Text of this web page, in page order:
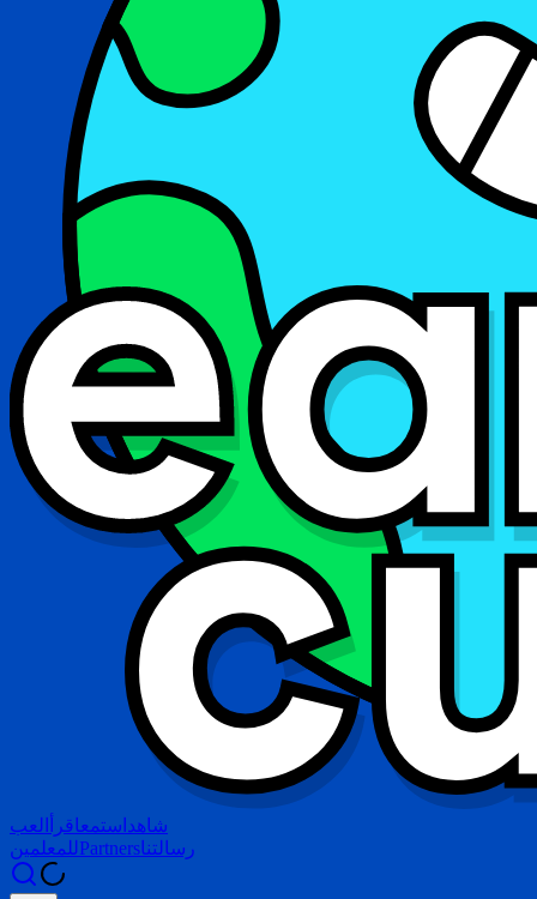
شاهد استمعاقرأ
العب
للمعلمين Partnersرسالتنا